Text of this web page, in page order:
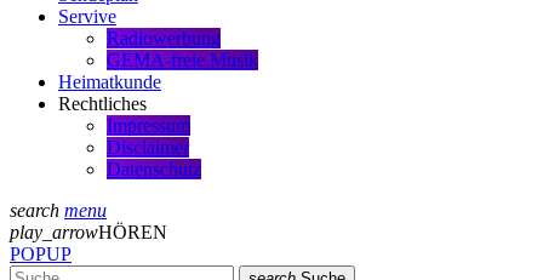
Servive
Radiowerbung
GEMA-freie Musik
Heimatkunde
Rechtliches
Impressum
Disclaimer
Datenschutz
search menu
play_arrowHÖREN
POPUP